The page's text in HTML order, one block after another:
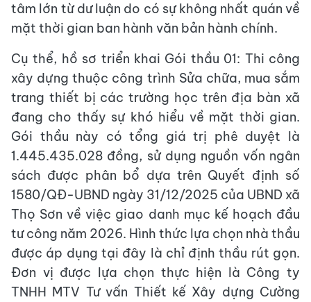
tâm lớn từ dư luận do có sự không nhất quán về
mặt thời gian ban hành văn bản hành chính.
Cụ thể, hồ sơ triển khai Gói thầu 01: Thi công
xây dựng thuộc công trình Sửa chữa, mua sắm
trang thiết bị các trường học trên địa bàn xã
đang cho thấy sự khó hiểu về mặt thời gian.
Gói thầu này có tổng giá trị phê duyệt là
1.445.435.028 đồng, sử dụng nguồn vốn ngân
sách được phân bổ dựa trên Quyết định số
1580/QĐ-UBND ngày 31/12/2025 của UBND xã
Thọ Sơn về việc giao danh mục kế hoạch đầu
tư công năm 2026. Hình thức lựa chọn nhà thầu
được áp dụng tại đây là chỉ định thầu rút gọn.
Đơn vị được lựa chọn thực hiện là Công ty
TNHH MTV Tư vấn Thiết kế Xây dựng Cường